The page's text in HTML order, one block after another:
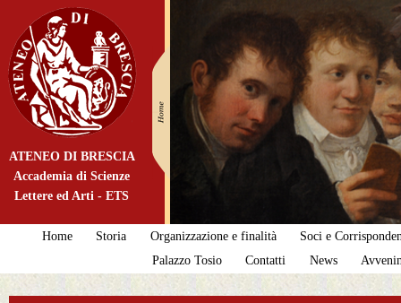
ATENEO DI BRESCIA
Accademia di Scienze
Lettere ed Arti - ETS
Home Storia Organizzazione e finalità
Soci e
Palazzo Tosio
Contatti News